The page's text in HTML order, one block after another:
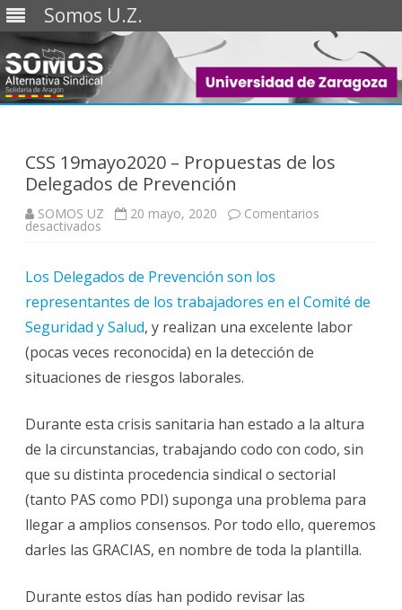
Somos U.Z.
Saltar
CSS 19mayo2020 – Propuestas de los
Delegados de Prevención
SOMOS UZ 20 mayo, 2020 Comentarios
desactivados
Propuestas
de
los
Delegados
de
Prevención
Los Delegados de Prevención son los
representantes de los trabajadores en el Comité de
Seguridad y Salud, y realizan una excelente labor
(pocas veces reconocida) en la detección de
situaciones de riesgos laborales.
Durante esta crisis sanitaria han estado a la altura
de la circunstancias, trabajando codo con codo, sin
que su distinta procedencia sindical o sectorial
(tanto PAS como PDI) suponga una problema para
llegar a amplios consensos. Por todo ello, queremos
darles las GRACIAS, en nombre de toda la plantilla.
Durante estos días han podido revisar las